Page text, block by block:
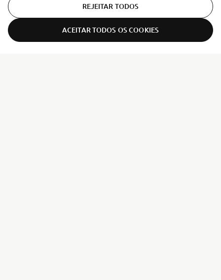
REJEITAR TODOS
ACEITAR TODOS OS COOKIES